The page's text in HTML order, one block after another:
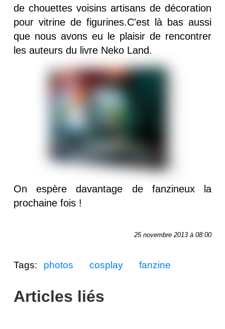
de chouettes voisins artisans de décoration
pour vitrine de figurines.C'est là bas aussi
que nous avons eu le plaisir de rencontrer
les auteurs du livre Neko Land.
On espère davantage de fanzineux la
prochaine fois !
25 novembre 2013 à 08:00
Tags: photos cosplay fanzine
Articles liés